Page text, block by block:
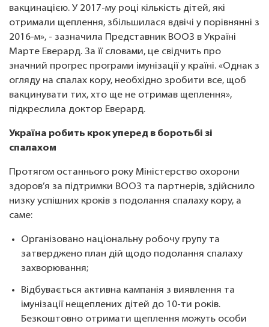
вакцинацією. У 2017-му році кількість дітей, які
отримали щеплення, збільшилася вдвічі у порівнянні з
2016-м», - зазначила Представник ВООЗ в Україні
Марте Еверард. За її словами, це свідчить про
значний прогрес програми імунізації у країні. «Однак з
огляду на спалах кору, необхідно зробити все, щоб
вакцинувати тих, хто ще не отримав щеплення»,
підкреслила доктор Еверард.
Україна робить крок уперед в боротьбі зі
спалахом
Протягом останнього року Міністерство охорони
здоров’я за підтримки ВООЗ та партнерів, здійснило
низку успішних кроків з подолання спалаху кору, а
саме:
Організовано національну робочу групу та
затверджено план дій щодо подолання спалаху
захворювання;
Відбувається активна кампанія з виявлення та
імунізації нещеплених дітей до 10-ти років.
Безкоштовно отримати щеплення можуть особи